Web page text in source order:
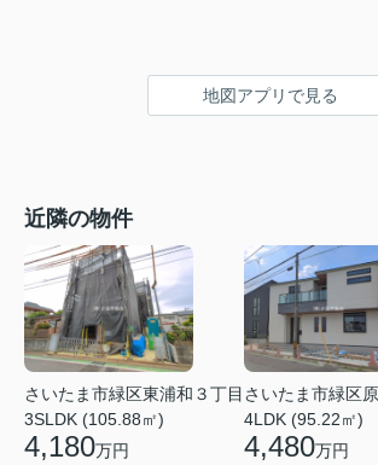
地図アプリで見る
近隣の物件
さいたま市緑区東浦和３丁目
3SLDK (105.88㎡)
4,180万円
さいたま市緑区
4LDK (95.22㎡)
4,480万円